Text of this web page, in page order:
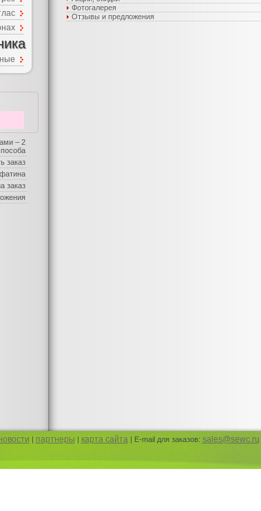
Фотогалерея
Отзывы и предложения
– 2
заказ
заказ
| партнеры | карта сайта | E-mail для заказов: sales@sewc.ru